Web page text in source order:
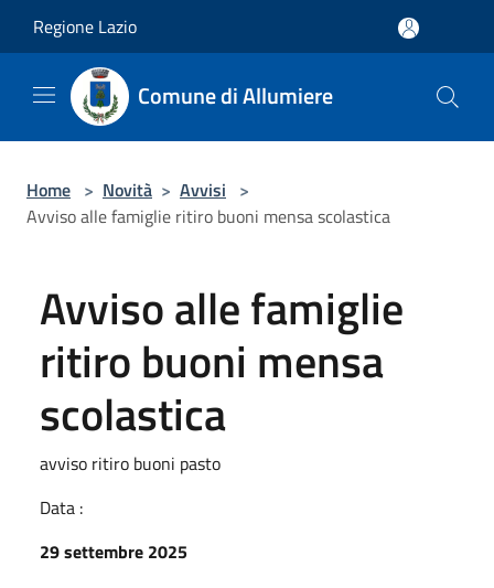
Regione Lazio
Comune di Allumiere
Home > Novità > Avvisi >
Avviso alle famiglie ritiro buoni mensa scolastica
Avviso alle famiglie
ritiro buoni mensa
scolastica
avviso ritiro buoni pasto
Data :
29 settembre 2025